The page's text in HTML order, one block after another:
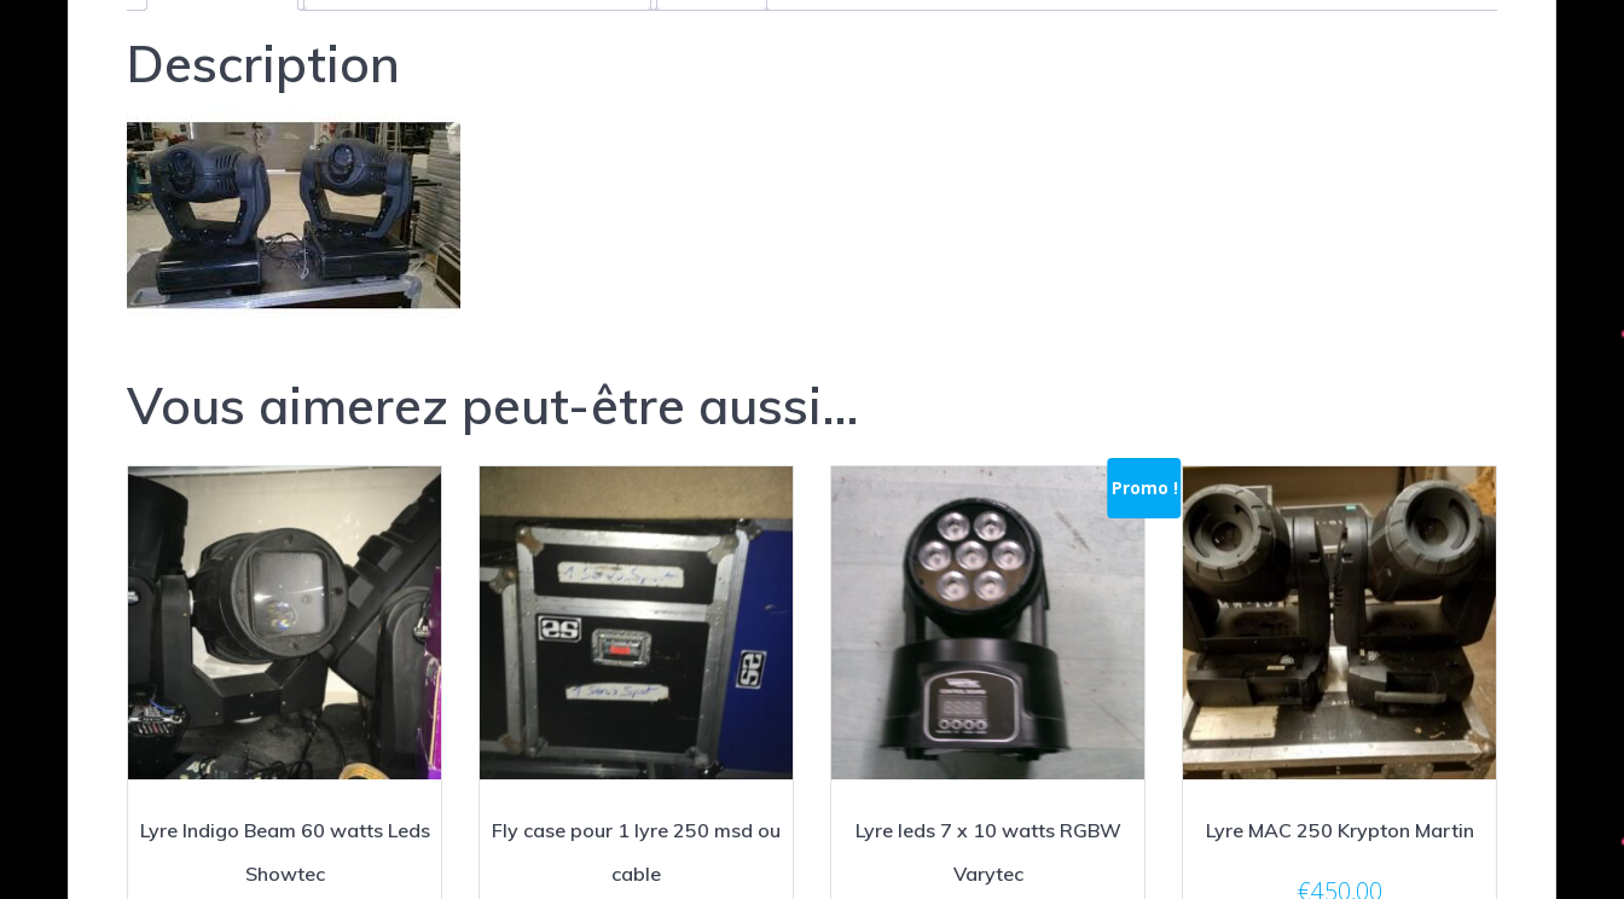
Description
Vous aimerez peut-être aussi…
Lyre Indigo Beam 60 watts Leds
Showtec
Fly case pour 1 lyre 250 msd ou
cable
Promo !
Lyre leds 7 x 10 watts RGBW
Varytec
Lyre MAC 250 Krypton Martin
€450,00